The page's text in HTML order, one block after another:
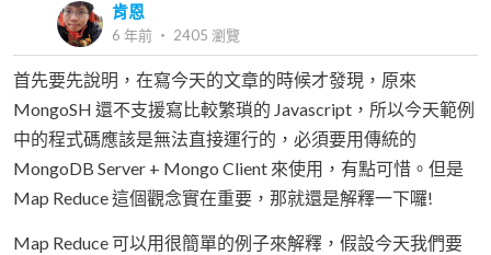
肯恩
6 年前 ‧ 2405 瀏覽
首先要先說明，在寫今天的文章的時候才發現，原來
MongoSH 還不支援寫比較繁瑣的 Javascript，所以今天範例
中的程式碼應該是無法直接運行的，必須要用傳統的
MongoDB Server + Mongo Client 來使用，有點可惜。但是
Map Reduce 這個觀念實在重要，那就還是解釋一下囉!
Map Reduce 可以用很簡單的例子來解釋，假設今天我們要